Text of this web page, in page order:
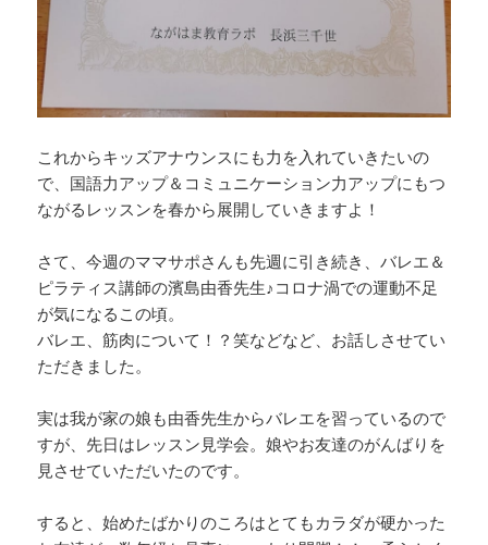
これからキッズアナウンスにも力を入れていきたいの
で、国語力アップ＆コミュニケーション力アップにもつ
ながるレッスンを春から展開していきますよ！
さて、今週のママサポさんも先週に引き続き、バレエ＆
ピラティス講師の濱島由香先生♪コロナ渦での運動不足
が気になるこの頃。
バレエ、筋肉について！？笑などなど、お話しさせてい
ただきました。
実は我が家の娘も由香先生からバレエを習っているので
すが、先日はレッスン見学会。娘やお友達のがんばりを
見させていただいたのです。
すると、始めたばかりのころはとてもカラダが硬かった